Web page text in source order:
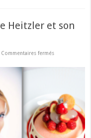
Heitzler et son
Commentaires ferméssur
Heitzler
et
son
Passion’aimant